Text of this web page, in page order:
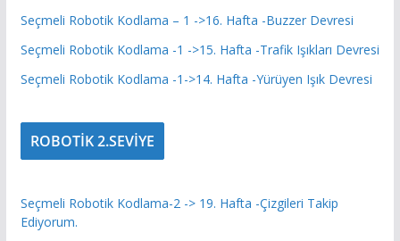
Seçmeli Robotik Kodlama – 1 ->16. Hafta -Buzzer Devresi
Seçmeli Robotik Kodlama -1 ->15. Hafta -Trafik Işıkları Devresi
Seçmeli Robotik Kodlama -1->14. Hafta -Yürüyen Işık Devresi
ROBOTİK 2.SEVİYE
Seçmeli Robotik Kodlama-2 -> 19. Hafta -Çizgileri Takip
Ediyorum.